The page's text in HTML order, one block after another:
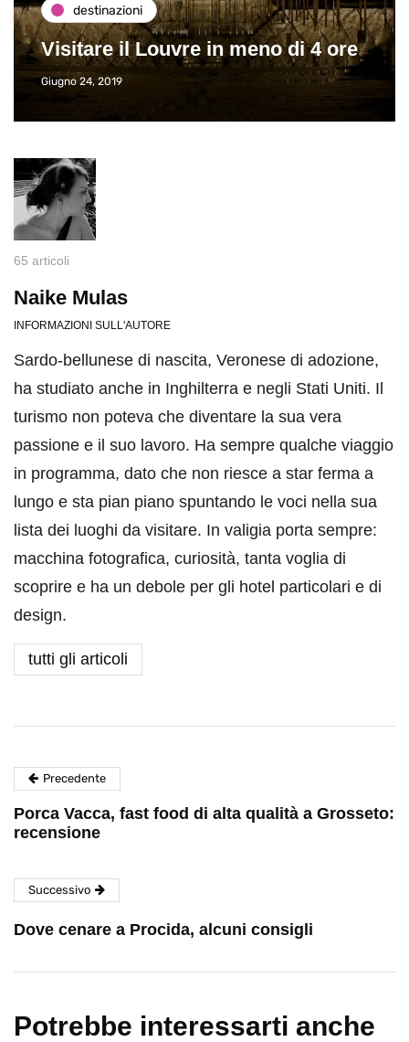
destinazioni
Visitare il Louvre in meno di 4 ore
Giugno 24, 2019
65 articoli
Naike Mulas
INFORMAZIONI SULL'AUTORE
Sardo-bellunese di nascita, Veronese di adozione,
ha studiato anche in Inghilterra e negli Stati Uniti. Il
turismo non poteva che diventare la sua vera
passione e il suo lavoro. Ha sempre qualche viaggio
in programma, dato che non riesce a star ferma a
lungo e sta pian piano spuntando le voci nella sua
lista dei luoghi da visitare. In valigia porta sempre:
macchina fotografica, curiosità, tanta voglia di
scoprire e ha un debole per gli hotel particolari e di
design.
tutti gli articoli
Precedente
Porca Vacca, fast food di alta qualità a Grosseto:
recensione
Successivo
Dove cenare a Procida, alcuni consigli
Potrebbe interessarti anche